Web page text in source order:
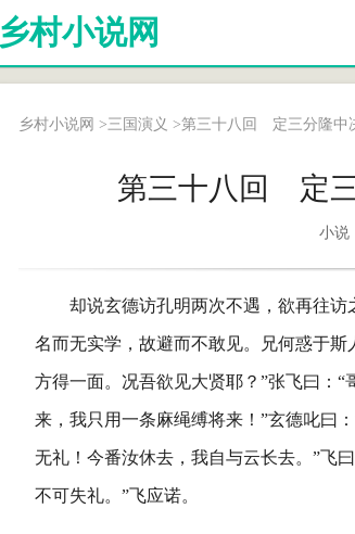
乡村小说网
乡村小说网 >三国演义 >第三十八回 定三分隆
第三十八回 定
小说
却说玄德访孔明两次不遇，欲再往
名而无实学，故避而不敢见。兄何惑于
方得一面。况吾欲见大贤耶？”张飞曰：
来，我只用一条麻绳缚将来！”玄德叱曰
无礼！今番汝休去，我自与云长去。”飞
不可失礼。”飞应诺。